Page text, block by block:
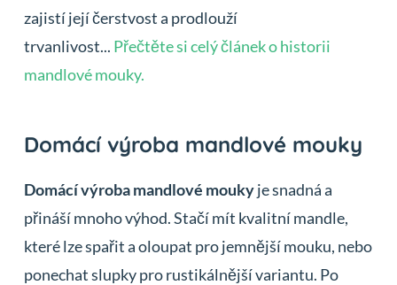
zajistí její čerstvost a prodlouží
trvanlivost... Přečtěte si celý článek o historii
mandlové mouky.
Domácí výroba mandlové mouky
Domácí výroba mandlové moukyje snadná a
přináší mnoho výhod. Stačí mít kvalitní mandle,
které lze spařit a oloupat pro jemnější mouku, nebo
ponechat slupky pro rustikálnější variantu. Po